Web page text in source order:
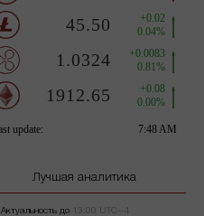
Лучшая аналитика
Актуальность до 13:00 UTC--4